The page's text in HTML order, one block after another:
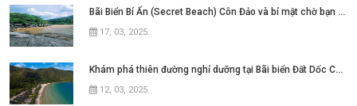
Bãi Biển Bí Ẩn (Secret Beach) Côn Đảo và bí mật chờ bạn khám phá
17, 03, 2025.
Khám phá thiên đường nghỉ dưỡng tại Bãi biển Đất Dốc Côn Đảo
12, 03, 2025.